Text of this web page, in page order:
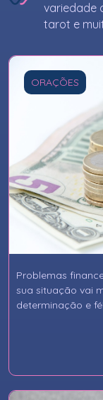
variedade
tarot e
Problemas
sua situação vai
determinação e fé!
ORAÇÕES